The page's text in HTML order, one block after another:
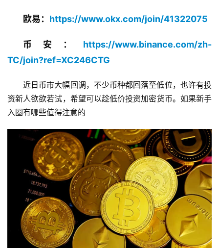
欧易：​ https://www.okx.com/join/41322075
币安： https://www.binance.com/zh-
TC/join?ref=XC246CTG
近日币市大幅回调，不少币种都回落至低位，也许有投
资新人欲欲若试，希望可以趁低价投资加密货币。如果新手
入圈有哪些值得注意的